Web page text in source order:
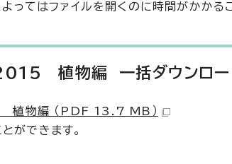
ってはファイルを開くのに時間がかかる
2015 植物編 一括ダウンロー
植物編 （PDF 13.7 MB）
ができます。